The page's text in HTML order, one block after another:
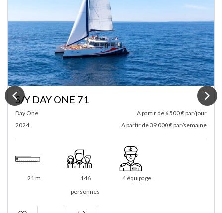
S/Y DAY ONE 70
Day One
2022
A partir de 6 500 € par/jour
A partir de 39 000 € par/semaine
21 m
146
personnes
3 équipage